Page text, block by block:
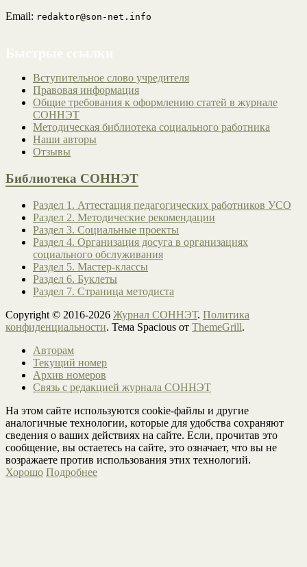
Email: redaktor@son-net.info
Вступительное слово учредителя
Правовая информация
Общие требования к оформлению статей в журнале
СОННЭТ
Методическая библиотека социального работника
Наши авторы
Отзывы
Библиотека СОННЭТ
Раздел 1. Аттестация педагогических работников УСО
Раздел 2. Методические рекомендации
Раздел 3. Социальные проекты
Раздел 4. Организация досуга в организациях
социального обслуживания
Раздел 5. Мастер-классы
Раздел 6. Буклеты
Раздел 7. Страница методиста
Copyright © 2016-2026 Журнал СОННЭТ. Политика
конфиденциальности. Тема Spacious от ThemeGrill.
Авторам
Текущий номер
Архив номеров
Связь с редакцией журнала СОННЭТ
На этом сайте используются cookie-файлы и другие
аналогичные технологии, которые для удобства сохраняют
сведения о ваших действиях на сайте. Если, прочитав это
сообщение, вы остаетесь на сайте, это означает, что вы не
возражаете против использования этих технологий.
Хорошо Подробнее